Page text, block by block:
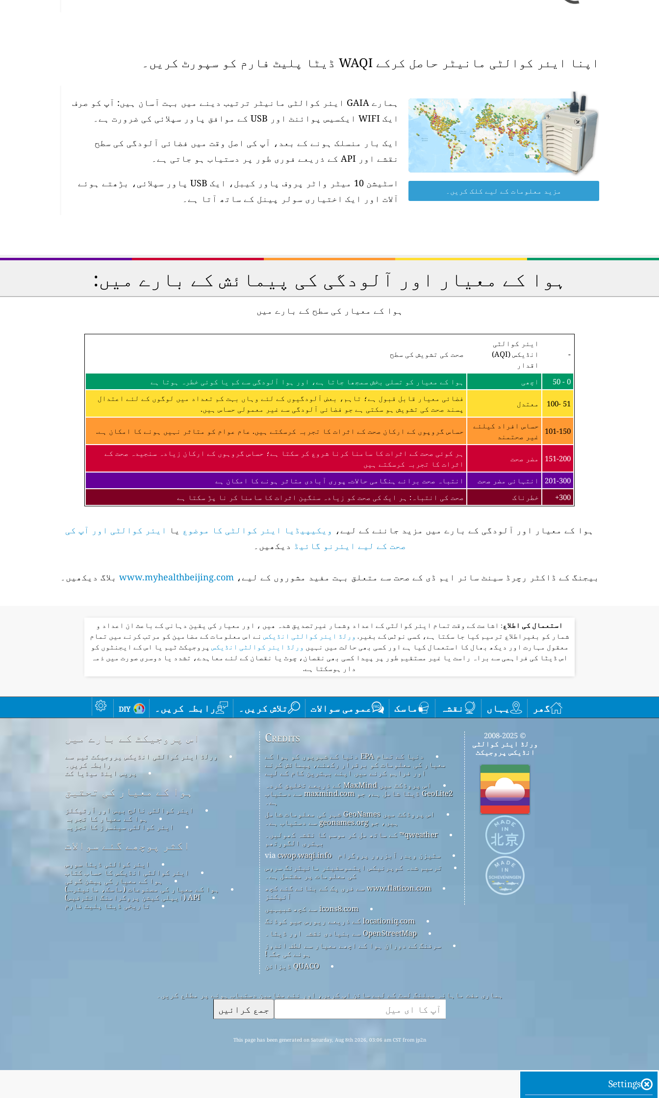
اپنا ایئر کوالٹی مانیٹر حاصل کرکے WAQI ڈیٹا پلیٹ فارم کو سپورٹ کریں۔
ہمارے GAIA ایئر کوالٹی مانیٹر ترتیب دینے میں بہت آسان ہیں: آپ کو صرف
ایک WIFI ایکسیس پوائنٹ اور USB کے موافق پاور سپلائی کی ضرورت ہے۔
ایک بار منسلک ہونے کے بعد، آپ کی اصل وقت میں فضائی آلودگی کی سطح
نقشے اور API کے ذریعے فوری طور پر دستیاب ہو جاتی ہے۔
اسٹیشن 10 میٹر واٹر پروف پاور کیبل، ایک USB پاور سپلائی، بڑھتے ہوئے
آلات اور ایک اختیاری سولر پینل کے ساتھ آتا ہے۔
مزید معلومات کے لیے کلک کریں۔
ہوا کے معیار اور آلودگی کی پیمائش کے بارے میں:
ہوا کے معیار کی سطح کے بارے میں
-
ایئر کوالٹی
انڈیکس (AQI)
اقدار
صحت کی تشویش کی سطح
0 - 50 اچھی ہوا کے معیار کو تسلی بخش سمجھا جاتا ہے، اور ہوا آلودگی سے کم یا کوئی خطرہ ہوتا ہے
51 -100 معتدل
فضائی معیار قابل قبول ہے؛ تاہم، بعض آلودگیوں کے لئے وہاں بہت کم تعداد میں لوگوں کے لئے اعتدال
پسند صحت کی تشویش ہو سکتی ہے جو فضائی آلودگی سے غیر معمولی حساس ہیں.
101-150
حساس افراد کیلئے
غیر صحتمند
حساس گروپوں کے ارکان صحت کے اثرات کا تجربہ کرسکتے ہیں. عام عوام کو متاثر نہیں ہونے کا امکان ہے.
151-200 مضر صحت
ہر کوئی صحت کے اثرات کا سامنا کرنا شروع کر سکتا ہے؛ حساس گروہوں کے ارکان زیادہ سنجیدہ صحت کے
اثرات کا تجربہ کرسکتے ہیں
201-300
انتہائی مضر صحت
انتباہ صحت برائے ہنگامی حالات. پوری آبادی متاثر ہونے کا امکان ہے
300+
خطرناک صحت کی انتباہ: ہر ایک کی صحت کو زیادہ سنگین اثرات کا سامنا کر نا پڑ سکتا ہے
ہوا کے معیار اور آلودگی کے بارے میں مزید جاننے کے لیے، ویکیپیڈیا ایئر کوالٹی کا موضوع یا
ایئر کوالٹی اور آپ کی
صحت کے لیے ایئرنو گائیڈ دیکھیں۔
بیجنگ کے ڈاکٹر رچرڈ سینٹ سائر ایم ڈی کے صحت سے متعلق بہت مفید مشوروں کے لیے،www.myhealthbeijing.com بلاگ دیکھیں۔
استعمال کی اطلاع: اشاعت کے وقت تمام ایئر کوالٹی کے اعداد وشمار غیرتصدیق شدہ ھیں ، اور معیار کی یقین دہانی کے باعث ان اعداد و
شمار کو بغیراطلاع ترمیم کیا جا سکتا ہے، کسی نوٹس کے بغیر. ورلڈ ایئر کوالٹی انڈیکس نے اس معلومات کے مضامین کو مرتب کرنے میں تمام
معقول مہارت اور دیکھ بھال کا استعمال کیا ہے اور کسی بھی حالت میں نہیں ورلڈ ایئر کوالٹی انڈیکس پروجیکٹ ٹیم یا اس کے ایجنٹوں کو
اس ڈیٹا کی فراہمی سے براہ راست یا غیر مستقیم طور پر پیدا کسی بھی نقصان، چوٹ یا نقصان کے لئے معاہدے، تشدد یا دوسری صورت میں ذمہ
دار ہوسکتا ہے.
گھر یہاں نقشہ ماسک عمومی سوالات تلاش کریں۔ رابطہ کریں۔ diy
اس پروجیکٹ کے بارے میں
ورلڈ ایئر کوالٹی انڈیکس پروجیکٹ ٹیم سے
رابطہ کریں۔
پریس اینڈ میڈیا کٹ
ہوا کے معیار کی تحقیق
ایئر کوالٹی نالج بیس اور آرٹیکلز
ہوا کے معیار کا تجربہ
ایئر کوالٹی سینسرز کا تجزیہ
اکثر پوچھے گئے سوالات
ایئر کوالٹی ڈیٹا سورس
ایئر کوالٹی انڈیکس کا حساب کتاب
ہوا کے معیار کی پیشن گوئی
ہوا کے معیار کی مصنوعات (ماسک، مانیٹر…)
API (ایپلی کیشن پروگرامنگ انٹرفیس)
تاریخی ڈیٹا پلیٹ فارم
Credits
دنیا کے تمام EPA دنیا کے شہریوں کو ہوا کے
معیار کی معلومات کو برقرار رکھنے، پیمائش کرنے
اور فراہم کرنے میں اپنے بہترین کام کے لیے
اس پروڈکٹ میں MaxMind کے ذریعے تخلیق کردہ
GeoLite2 ڈیٹا شامل ہے، جو maxmind.com سے دستیاب
ہے۔
اس پروڈکٹ میں GeoNames شہر کی معلومات شامل
ہیں، جو geonames.org سے دستیاب ہے۔
qweather™ کے ساتھ مل کر موسم کا نقشہ کھولیں۔
بہتری الگورتھم
سٹیزن ویدر آبزرور پروگرام
cwop.waqi.info
ترمیم شدہ کوپرنیکس ایٹموسفیئر مانیٹرنگ سروس
کی معلومات پر مشتمل ہے۔
www.flaticon.com سے فری پک کے بنائے گئے کچھ
آئیکنز
icons8.com سے کچھ شبیہیں
locationiq.com کے ذریعے ریورس جیو کوڈنگ
OpenStreetMap سے بنیادی نقشہ اور ڈیٹا۔
سرفنگ کے دوران ہوا کے اچھے معیار سے لطف اندوز
ہونے کی جگہ!
QUACO ڈیزائن
© 2008-2025
ورلڈ ایئر کوالٹی
انڈیکس پروجیکٹ
ہماری مفت ماہانہ میلنگ لسٹ کے لیے سائن اپ کریں، اور نئے مضامین دستیاب ہونے پر مطلع کریں۔
جمع کرائیں
This page has been generated on Saturday, Aug 8th 2026, 03:06 am CST from jp2n
Settings